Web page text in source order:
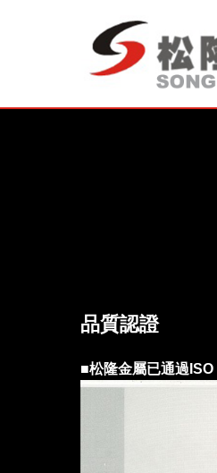
品質認證
■松隆金屬已通過